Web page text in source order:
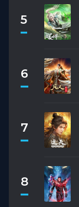
5
6
7
8